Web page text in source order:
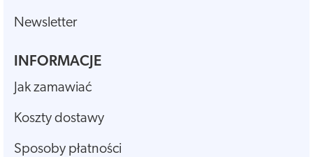
Newsletter
INFORMACJE
Jak zamawiać
Koszty dostawy
Sposoby płatności